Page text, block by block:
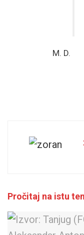
M. D.
Pročitaj na istu